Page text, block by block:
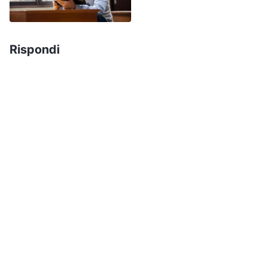
mani, nelle date di nascita e nei volti, e ci
sermoni e condivisioni sulla verità; quindi, se
Rispondi